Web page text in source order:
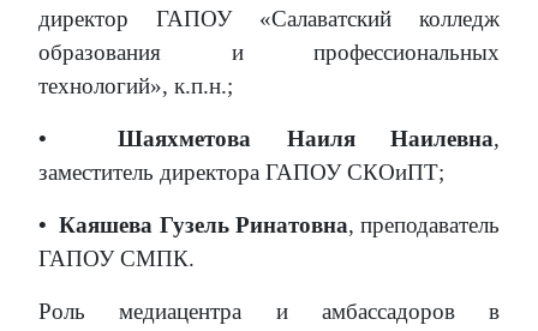
директор ГАПОУ «Салаватский колледж
образования и профессиональных
технологий», к.п.н.;
• Шаяхметова Наиля Наилевна,
заместитель директора ГАПОУ СКОиПТ;
• Каяшева Гузель Ринатовна, преподаватель
ГАПОУ СМПК.
Роль медиацентра и амбассадоров в